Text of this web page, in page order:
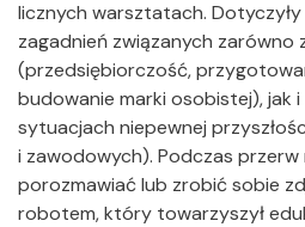
licznych warsztatach.
zagadnień związanych zarówno
(przedsiębiorczość,
budowanie marki osobistej), jak
sytuacjach niepewnej
i zawodowych). Podczas przerw
porozmawiać lub zrobić sobie
robotem, który towarzyszył